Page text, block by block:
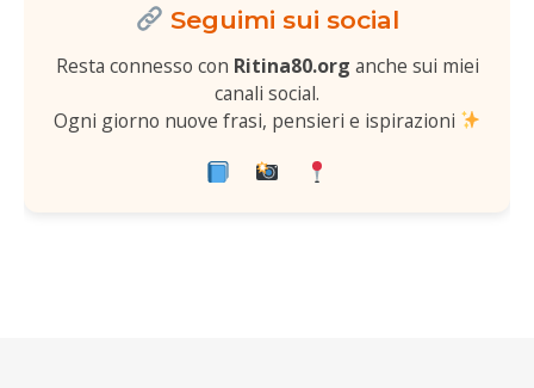
Seguimi sui social
Resta connesso con Ritina80.org anche sui miei
canali social.
Ogni giorno nuove frasi, pensieri e ispirazioni